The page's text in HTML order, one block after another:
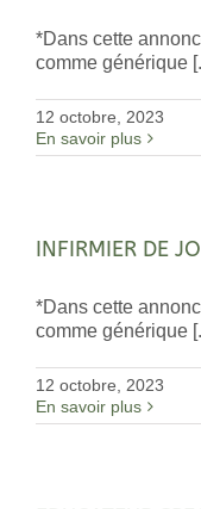
*Dans cette
comme générique
12 octobre, 2023
En savoir plus
INFIRMIER DE
*Dans cette
comme générique
12 octobre, 2023
En savoir plus